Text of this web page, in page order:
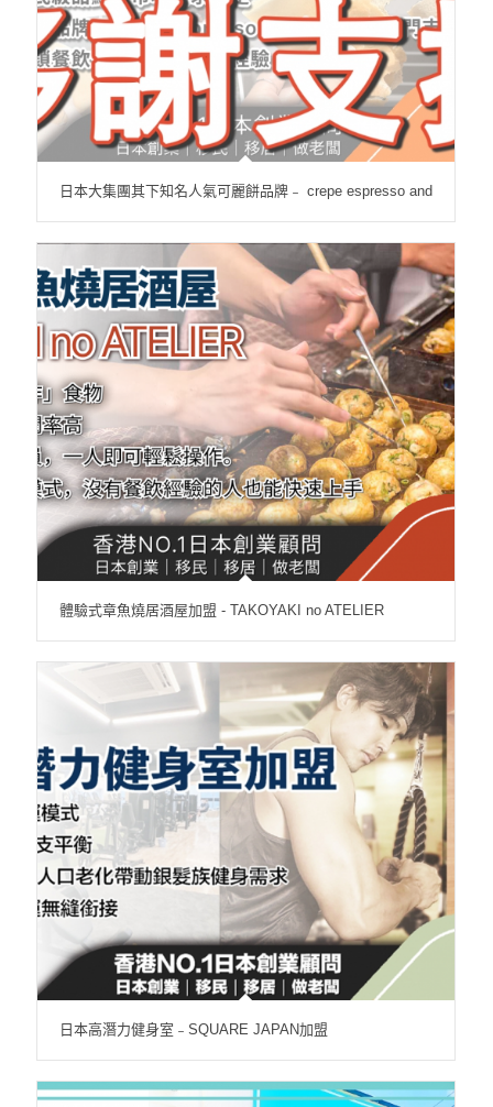
日本大集團其下知名人氣可麗餅品牌﹣ crepe espresso and
體驗式章魚燒居酒屋加盟 - TAKOYAKI no ATELIER
日本高潛力健身室﹣SQUARE JAPAN加盟